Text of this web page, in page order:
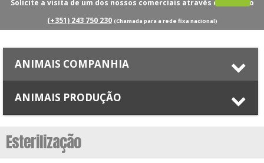
Solicite a visita de um dos nossos comerciais através do número
(+351) 243 750 230 (Chamada para a rede fixa nacional)
ANIMAIS COMPANHIA
ANIMAIS PRODUÇÃO
Esterilização